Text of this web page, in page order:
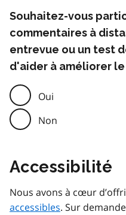
Souhaitez-vous
commentaires à
entrevue ou un test
d'aider à améliorer
Oui
Non
Accessibilité
Nous avons à cœur
accessibles. Sur